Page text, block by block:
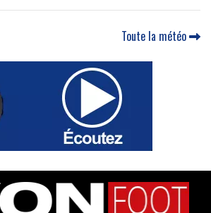
Toute la météo